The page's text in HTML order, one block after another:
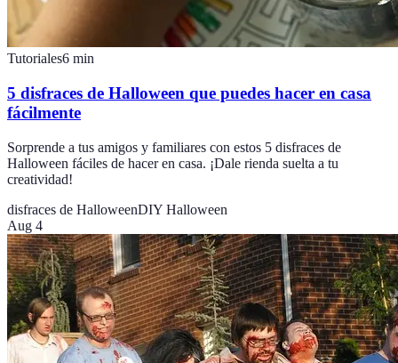
Tutoriales6 min
5 disfraces de Halloween que puedes hacer en casa
fácilmente
Sorprende a tus amigos y familiares con estos 5 disfraces de
Halloween fáciles de hacer en casa. ¡Dale rienda suelta a tu
creatividad!
disfraces de HalloweenDIY Halloween
Aug 4